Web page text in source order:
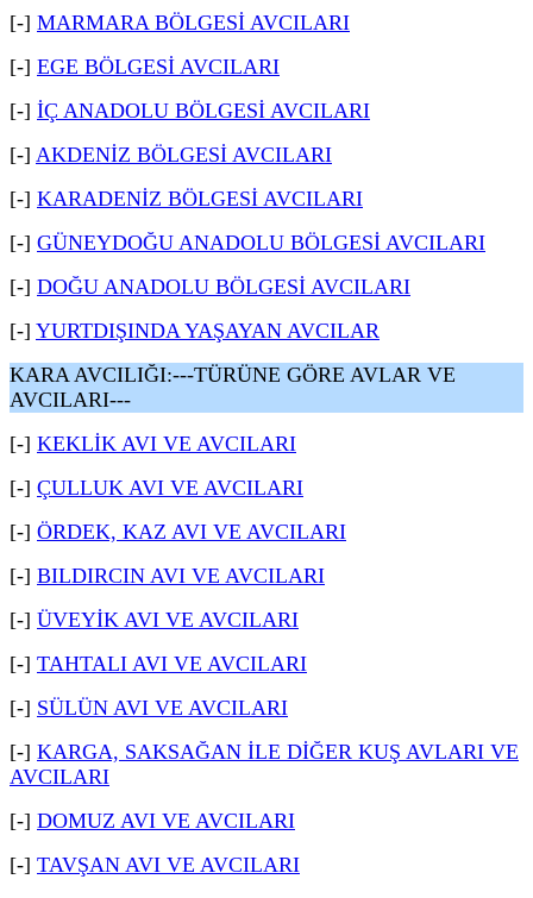
[-] MARMARA BÖLGESİ AVCILARI
[-] EGE BÖLGESİ AVCILARI
[-] İÇ ANADOLU BÖLGESİ AVCILARI
[-] AKDENİZ BÖLGESİ AVCILARI
[-] KARADENİZ BÖLGESİ AVCILARI
[-] GÜNEYDOĞU ANADOLU BÖLGESİ AVCILARI
[-] DOĞU ANADOLU BÖLGESİ AVCILARI
[-] YURTDIŞINDA YAŞAYAN AVCILAR
KARA AVCILIĞI:---TÜRÜNE GÖRE AVLAR VE
AVCILARI---
[-] KEKLİK AVI VE AVCILARI
[-] ÇULLUK AVI VE AVCILARI
[-] ÖRDEK, KAZ AVI VE AVCILARI
[-] BILDIRCIN AVI VE AVCILARI
[-] ÜVEYİK AVI VE AVCILARI
[-] TAHTALI AVI VE AVCILARI
[-] SÜLÜN AVI VE AVCILARI
[-] KARGA, SAKSAĞAN İLE DİĞER KUŞ AVLARI VE
AVCILARI
[-] DOMUZ AVI VE AVCILARI
[-] TAVŞAN AVI VE AVCILARI